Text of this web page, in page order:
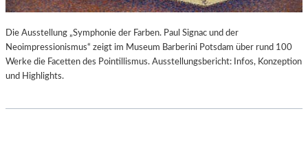
Die Ausstellung „Symphonie der Farben. Paul Signac und der
Neoimpressionismus“ zeigt im Museum Barberini Potsdam über rund 100
Werke die Facetten des Pointillismus. Ausstellungsbericht: Infos, Konzeption
und Highlights.